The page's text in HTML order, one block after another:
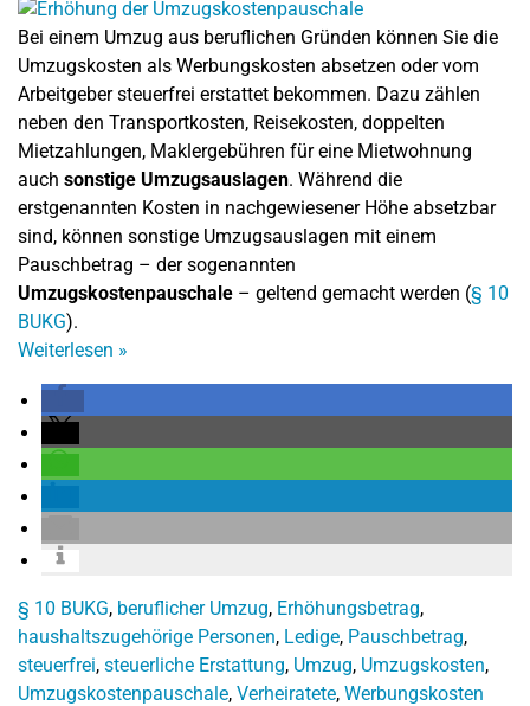
Bei einem Umzug aus beruflichen Gründen können Sie die
Umzugskosten als Werbungskosten absetzen oder vom
Arbeitgeber steuerfrei erstattet bekommen. Dazu zählen
neben den Transportkosten, Reisekosten, doppelten
Mietzahlungen, Maklergebühren für eine Mietwohnung
auch sonstige Umzugsauslagen. Während die
erstgenannten Kosten in nachgewiesener Höhe absetzbar
sind, können sonstige Umzugsauslagen mit einem
Pauschbetrag – der sogenannten
Umzugskostenpauschale – geltend gemacht werden (§ 10
BUKG).
Weiterlesen »
§ 10 BUKG, beruflicher Umzug, Erhöhungsbetrag,
haushaltszugehörige Personen, Ledige, Pauschbetrag,
steuerfrei, steuerliche Erstattung, Umzug, Umzugskosten,
Umzugskostenpauschale, Verheiratete, Werbungskosten